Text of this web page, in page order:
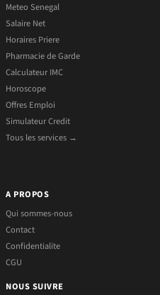
Meteo Senegal
Salaire Net
Horaires Priere
Pharmacie de Garde
Calculateur IMC
Horoscope
Offres Emploi
Simulateur Credit
Tous les services →
A PROPOS
Qui sommes-nous
Contact
Confidentialite
CGU
NOUS SUIVRE